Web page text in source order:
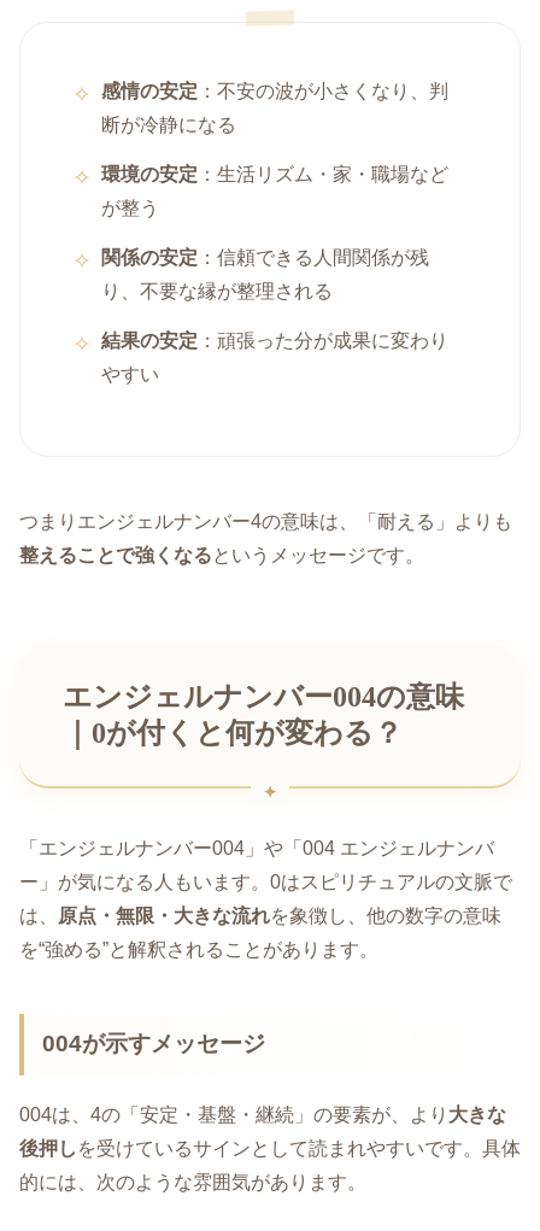
感情の安定 ：不安の波が小さくなり、判
断が冷静になる
環境の安定 ：生活リズム・家・職場など
が整う
関係の安定 ：信頼できる人間関係が残
り、不要な縁が整理される
結果の安定 ：頑張った分が成果に変わり
やすい
つまりエンジェルナンバー4の意味は、「耐える」よりも
整えることで強くなるというメッセージです。
エンジェルナンバー004の意味
｜0が付くと何が変わる？
「エンジェルナンバー004」や「004 エンジェルナンバ
ー」が気になる人もいます。0はスピリチュアルの文脈で
は、
原点・無限・大きな流れを象徴し、他の数字の意味
を“強める”と解釈されることがあります。
004が示すメッセージ
004は、4の「安定・基盤・継続」の要素が、より 大きな
後押し を受けているサインとして読まれやすいです。具体
的には、次のような雰囲気があります。